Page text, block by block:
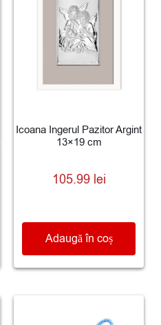
Icoana Ingerul Pazitor Argint
13×19 cm
105.99 lei
Adaugă în coș